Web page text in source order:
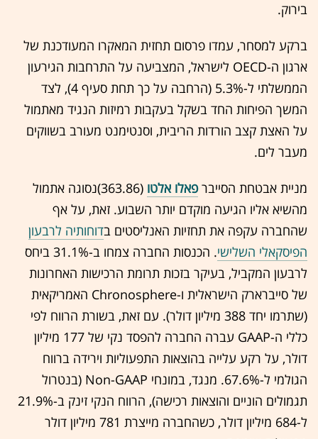
בירוק.
ברקע למסחר, עמדו פרסום תחזית המאקרו המעודכנת של
ארגון ה-OECD לישראל, המצביעה על התרחבות הגירעון
הממשלתי ל-5.3% (הרחבה על כך תחת סעיף 4), לצד
המשך הפיחות החד בשקל בעקבות רמיזות הנגיד מאתמול
על האצת קצב הורדות הריבית, וסנטימנט מעורב בשווקים
מעבר לים.
מניית אבטחת הסייברפאלו אלטו
(363.86)נסוגה אתמול
מהשיא אליו הגיעה מוקדם יותר השבוע. זאת, על אף
שהחברה עקפה את תחזיות האנליסטים בדוחותיה לרבעון
הפיסקאלי השלישי
. הכנסות החברה צמחו ב-31.1% ביחס
לרבעון המקביל, בעיקר בזכות תרומת הרכישות האחרונות
של סייברארק הישראלית ו-Chronosphere האמריקאית
(שתרמו יחד 388 מיליון דולר). עם זאת, בשורת הרווח לפי
כללי ה-GAAP עברה החברה להפסד נקי של 177 מיליון
דולר, על רקע עלייה בהוצאות התפעוליות וירידה ברווח
הגולמי ל-67.6%. מנגד, במונחי Non-GAAP (בנטרול
תגמולים הוניים והוצאות רכישה), הרווח הנקי זינק ב-21.9%
ל-684 מיליון דולר, כשהחברה מייצרת 781 מיליון דולר